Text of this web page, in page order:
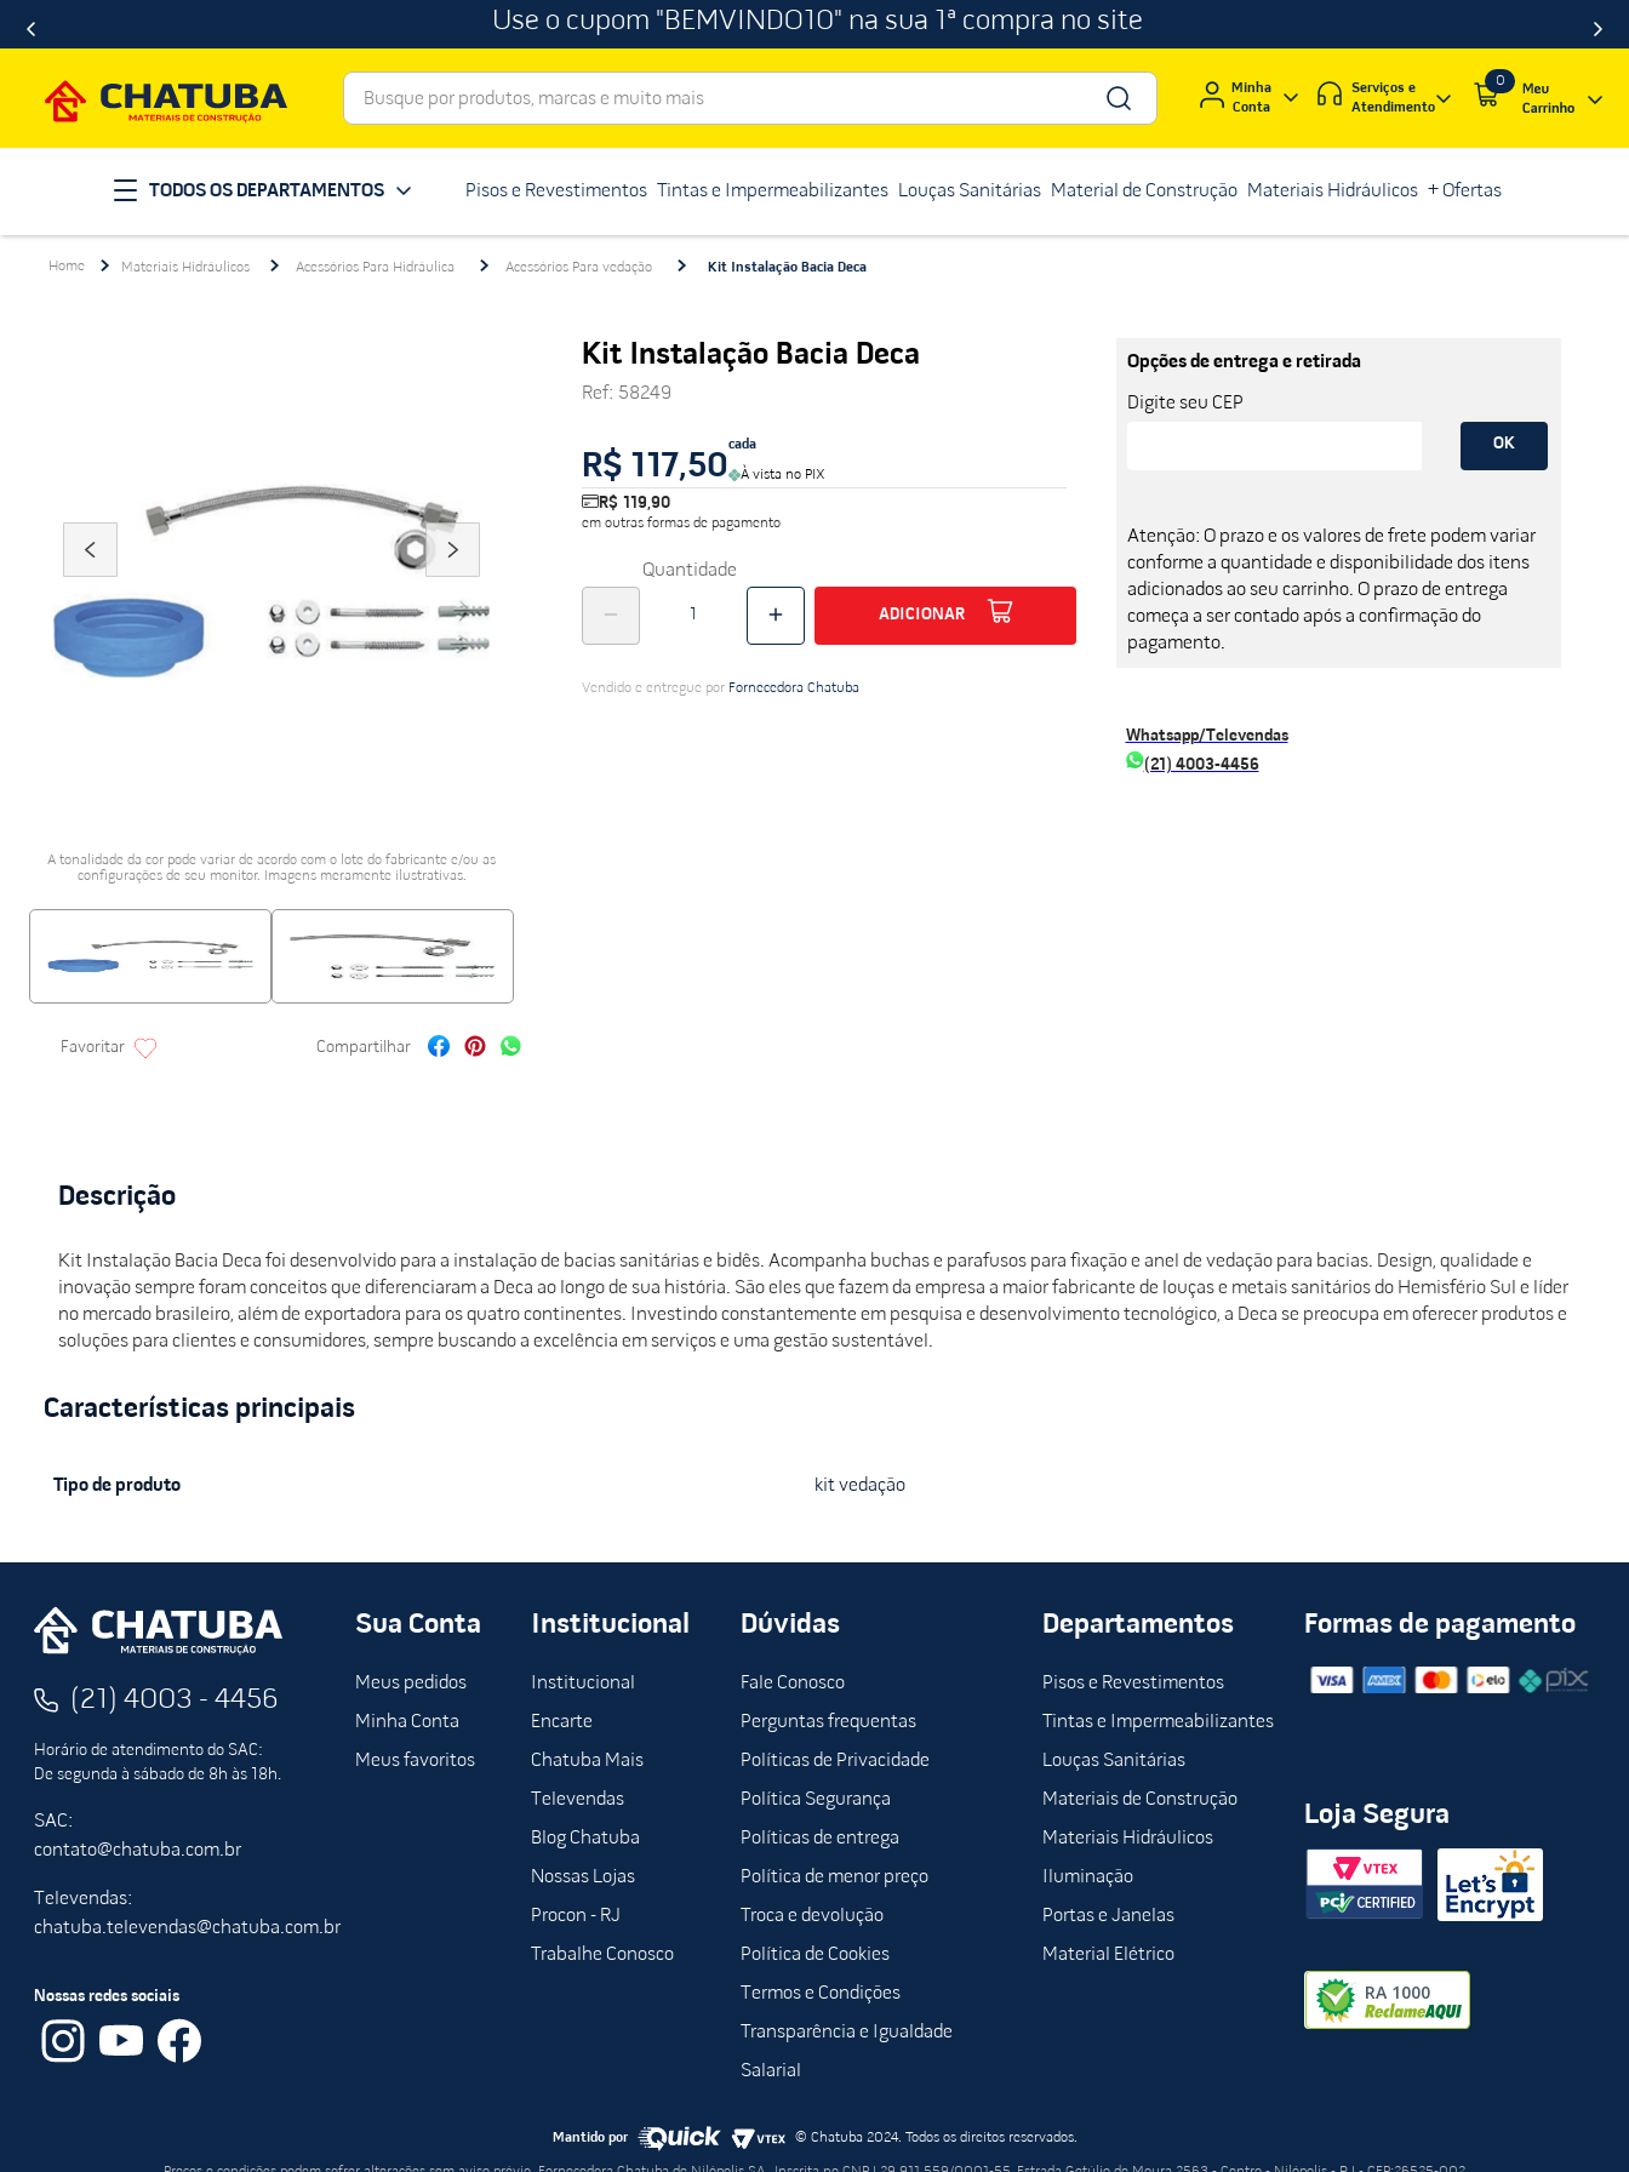
Use o cupom "BEMVINDO10" na sua 1ª compra no site
Busque por produtos, marcas e muito mais
Minha
Conta
Serviços e
Atendimento
0
TODOS OS DEPARTAMENTOS Pisos e Revestimentos Tintas e Impermeabilizantes Louças Sanitárias Material de Construção Materiais Hidráulicos + Ofertas
Materiais Hidráulicos Acessórios Para Hidráulica Acessórios Para vedação Kit Instalação Bacia Deca
A tonalidade da cor pode variar de acordo com o lote do fabricante e/ou as
configurações de seu monitor. Imagens meramente ilustrativas.
Kit Instalação Bacia Deca
Ref: 58249
R$ 117,50
cada
À vista no PIX
R$ 119,90
em outras formas de pagamento
Quantidade
ADICIONAR
Vendido e entregue por Fornecedora Chatuba
Opções de entrega e retirada
Digite seu CEP
OK
Atenção: O prazo e os valores de frete podem variar
conforme a quantidade e disponibilidade dos itens
adicionados ao seu carrinho. O prazo de entrega
começa a ser contado após a confirmação do
pagamento.
Whatsapp/Televendas
(21) 4003-4456
Descrição
Kit Instalação Bacia Deca foi desenvolvido para a instalação de bacias sanitárias e bidês. Acompanha buchas e parafusos para fixação e anel de vedação para bacias. Design, qualidade e
inovação sempre foram conceitos que diferenciaram a Deca ao longo de sua história. São eles que fazem da empresa a maior fabricante de louças e metais sanitários do Hemisfério Sul e líder
no mercado brasileiro, além de exportadora para os quatro continentes. Investindo constantemente em pesquisa e desenvolvimento tecnológico, a Deca se preocupa em oferecer produtos e
soluções para clientes e consumidores, sempre buscando a excelência em serviços e uma gestão sustentável.
Tipo de produto kit vedação
(21) 4003 - 4456
Horário de atendimento do SAC:
De segunda à sábado de 8h às 18h.
SAC:
contato@chatuba.com.br
Televendas:
chatuba.televendas@chatuba.com.br
Nossas redes sociais
Sua Conta
Meus pedidos
Minha Conta
Meus favoritos
Institucional
Institucional
Encarte
Chatuba Mais
Televendas
Blog Chatuba
Nossas Lojas
Procon - RJ
Trabalhe Conosco
Dúvidas
Fale Conosco
Perguntas frequentas
Políticas de Privacidade
Política Segurança
Políticas de entrega
Política de menor preço
Troca e devolução
Política de Cookies
Termos e Condições
Transparência e Igualdade
Salarial
Departamentos
Pisos e Revestimentos
Tintas e Impermeabilizantes
Louças Sanitárias
Materiais de Construção
Materiais Hidráulicos
Iluminação
Portas e Janelas
Material Elétrico
Formas de pagamento
Loja Segura
Mantido por © Chatuba 2024. Todos os direitos reservados.
1 º porcelanato
2º telha
8º vaso sanitário
telhas
porcelanato acetinado